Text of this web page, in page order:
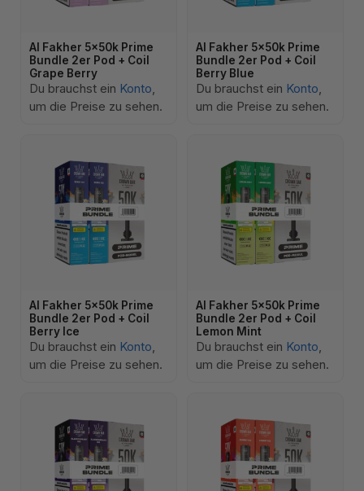
Al Fakher 5x50k Prime
Bundle 2er Pod + Coil
Grape Berry
Du brauchst ein Konto,
um die Preise zu sehen.
Al Fakher 5x50k Prime
Bundle 2er Pod + Coil
Berry Blue
Du brauchst ein Konto,
um die Preise zu sehen.
Al Fakher 5x50k Prime
Bundle 2er Pod + Coil
Berry Ice
Du brauchst ein Konto,
um die Preise zu sehen.
Al Fakher 5x50k Prime
Bundle 2er Pod + Coil
Lemon Mint
Du brauchst ein Konto,
um die Preise zu sehen.